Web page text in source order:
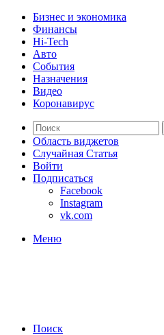
Бизнес и экономика
Финансы
Hi-Tech
Авто
События
Назначения
Видео
Коронавирус
Область виджетов
Случайная Статья
Войти
Подписаться
Facebook
Instagram
vk.com
Меню
Поиск